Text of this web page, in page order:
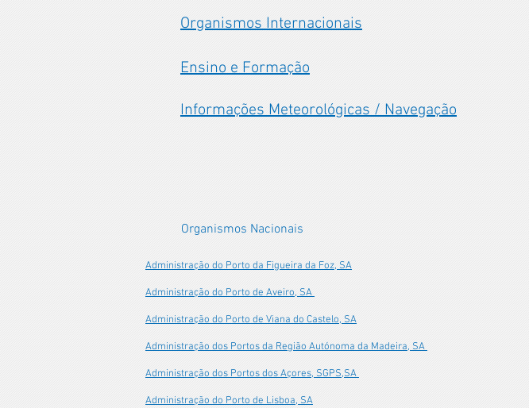
Organismos Internacionais
Ensino e Formação
Informações Meteorológicas / Navegação
Organismos Nacionais
Administração do Porto da Figueira da Foz, SA
Administração do Porto de Aveiro, SA
Administração do Porto de Viana do Castelo, SA
Administração dos Portos da Região Autónoma da Madeira, SA
Administração dos Portos dos Açores, SGPS,SA
Administração do Porto de Lisboa, SA